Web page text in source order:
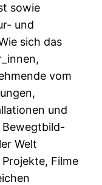
sowie
und
sich das
vom
und
Welt
Filme